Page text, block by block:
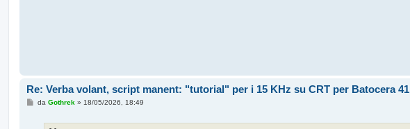
Re: Verba volant, script manent: "tutorial" per i 15 KHz su CRT per Batocera 41
Mda Gothrek» 18/05/2026, 18:49